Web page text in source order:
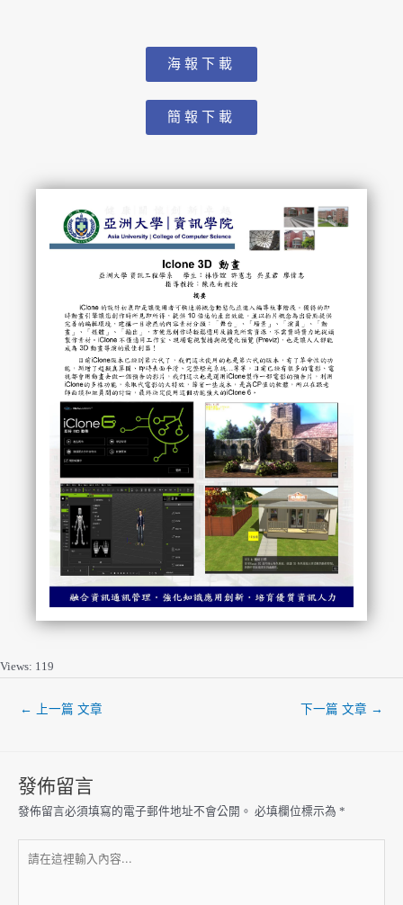
海報下載
簡報下載
Views: 119
← 上一篇 文章 下一篇 文章 →
發佈留言
發佈留言必須填寫的電子郵件地址不會公開。 必填欄位標示為 *